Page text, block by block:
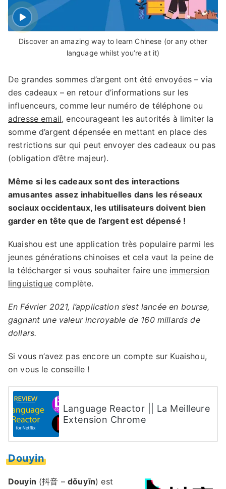
Discover an amazing way to learn Chinese (or any other
language whilst you’re at it)
De grandes sommes d’argent ont été envoyées – via
des cadeaux – en retour d’informations sur les
influenceurs, comme leur numéro de téléphone ou
adresse email, encourageant les autorités à limiter la
somme d’argent dépensée en mettant en place des
restrictions sur qui peut envoyer des cadeaux ou pas
(obligation d’être majeur).
Même si les cadeaux sont des interactions
amusantes assez inhabituelles dans les réseaux
sociaux occidentaux, les utilisateurs doivent bien
garder en tête que de l’argent est dépensé !
Kuaishou est une application très populaire parmi les
jeunes générations chinoises et cela vaut la peine de
la télécharger si vous souhaiter faire une immersion
linguistiquecomplète.
En Février 2021, l’application s’est lancée en bourse,
gagnant une valeur incroyable de 160 millards de
dollars.
Si vous n’avez pas encore un compte sur Kuaishou,
on vous le conseille !
Language Reactor || La Meilleure
Extension Chrome
Douyin
Douyin (抖音 –dǒuyīn) est